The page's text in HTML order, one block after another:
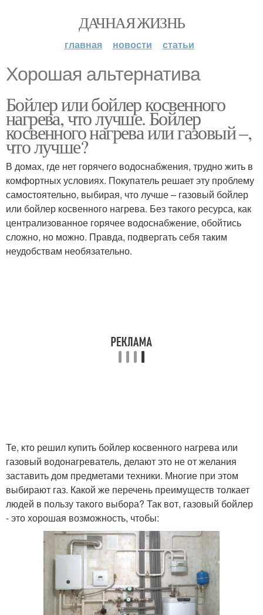
ДАЧНАЯ ЖИЗНЬ
главная новости статьи
Хорошая альтернатива
Бойлер или бойлер косвенного
нагрева, что лучше. Бойлер
косвенного нагрева или газовый –,
что лучше?
В домах, где нет горячего водоснабжения, трудно жить в
комфортных условиях. Покупатель решает эту проблему
самостоятельно, выбирая, что лучше – газовый бойлер
или бойлер косвенного нагрева. Без такого ресурса, как
централизованное горячее водоснабжение, обойтись
сложно, но можно. Правда, подвергать себя таким
неудобствам необязательно.
Те, кто решил купить бойлер косвенного нагрева или
газовый водонагреватель, делают это не от желания
заставить дом предметами техники. Многие при этом
выбирают газ. Какой же перечень преимуществ толкает
людей в пользу такого выбора? Так вот, газовый бойлер
- это хорошая возможность, чтобы: